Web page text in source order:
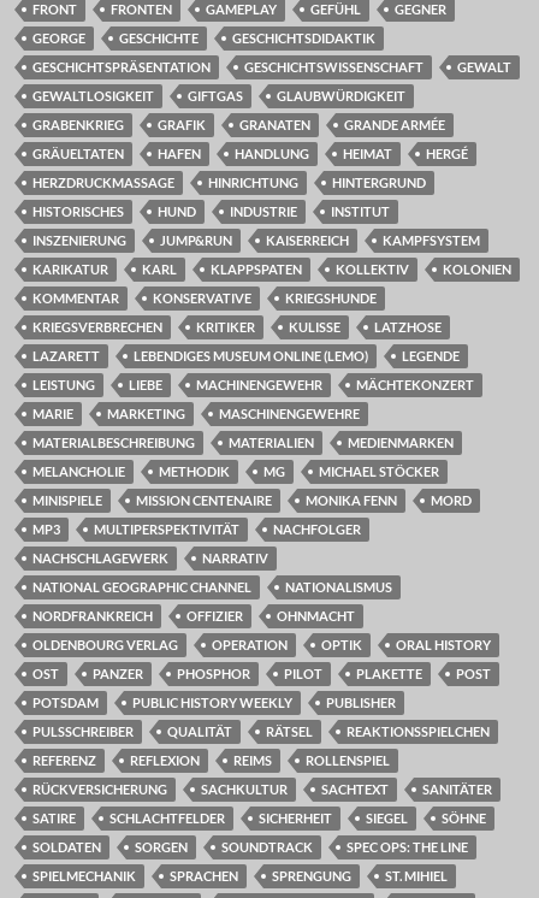
FRONT
FRONTEN GAMEPLAY GEFÜHL
GEGNER
GEORGE
GESCHICHTE
GESCHICHTSDIDAKTIK
GESCHICHTSPRÄSENTATION
GESCHICHTSWISSENSCHAFT
GEWALT
GEWALTLOSIGKEIT
GIFTGAS
GLAUBWÜRDIGKEIT
GRABENKRIEG
GRAFIK GRANATEN
GRANDE ARMÉE
GRÄUELTATEN
HAFEN HANDLUNG HEIMAT
HERGÉ
HERZDRUCKMASSAGE
HINRICHTUNG
HINTERGRUND
HISTORISCHES
HUND INDUSTRIE
INSTITUT
INSZENIERUNG
JUMP&RUN KAISERREICH
KAMPFSYSTEM
KARIKATUR
KARL KLAPPSPATEN KOLLEKTIV
KOLONIEN
KOMMENTAR
KONSERVATIVE
KRIEGSHUNDE
KRIEGSVERBRECHEN
KRITIKER KULISSE
LATZHOSE
LAZARETT
LEBENDIGES MUSEUM ONLINE (LEMO)
LEGENDE
LEISTUNG
LIEBE MACHINENGEWEHR
MÄCHTEKONZERT
MARIE
MARKETING
MASCHINENGEWEHRE
MATERIALBESCHREIBUNG
MATERIALIEN
MEDIENMARKEN
MELANCHOLIE
METHODIK MG
MICHAEL STÖCKER
MINISPIELE
MISSION CENTENAIRE MONIKA FENN
MORD
MP3
MULTIPERSPEKTIVITÄT
NACHFOLGER
NACHSCHLAGEWERK
NARRATIV
NATIONAL GEOGRAPHIC CHANNEL
NATIONALISMUS
NORDFRANKREICH
OFFIZIER
OHNMACHT
OLDENBOURG VERLAG
OPERATION OPTIK
ORAL HISTORY
OST
PANZER PHOSPHOR PILOT PLAKETTE
POST
POTSDAM
PUBLIC HISTORY WEEKLY
PUBLISHER
PULSSCHREIBER
QUALITÄT RÄTSEL
REAKTIONSSPIELCHEN
REFERENZ
REFLEXION REIMS
ROLLENSPIEL
RÜCKVERSICHERUNG
SACHKULTUR SACHTEXT
SANITÄTER
SATIRE
SCHLACHTFELDER SICHERHEIT SIEGEL
SÖHNE
SOLDATEN
SORGEN SOUNDTRACK
SPEC OPS: THE LINE
SPIELMECHANIK
SPRACHEN SPRENGUNG
ST. MIHIEL